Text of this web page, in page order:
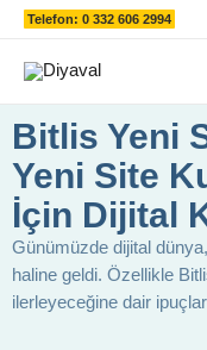
İçeriğeTelefon: 0 332 606 2994
Bitlis Yeni
Yeni Site
İçin Dijital
Günümüzde dijital
haline geldi. Özellikle
ilerleyeceğine dair